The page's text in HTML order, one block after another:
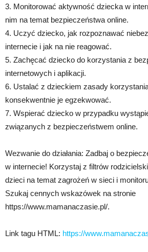
3. Monitorować aktywność dziecka w
nim na temat bezpieczeństwa online.
4. Uczyć dziecko, jak rozpoznawać
internecie i jak na nie reagować.
5. Zachęcać dziecko do korzystania z
internetowych i aplikacji.
6. Ustalać z dzieckiem zasady
konsekwentnie je egzekwować.
7. Wspierać dziecko w przypadku
związanych z bezpieczeństwem online.
Wezwanie do działania: Zadbaj o
w internecie! Korzystaj z filtrów
dzieci na temat zagrożeń w sieci i
Szukaj cennych wskazówek na stronie
https://www.mamanaczasie.pl/.
Link tagu HTML: https://